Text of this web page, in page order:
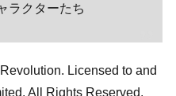
ラクターたち
Licensed to and
All Rights Reserved.